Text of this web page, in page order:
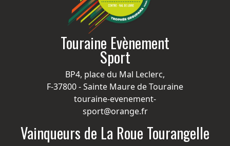
Touraine Evènement
Sport
BP4, place du Mal Leclerc,
F-37800 - Sainte Maure de Touraine
touraine-evenement-
sport@orange.fr
Vainqueurs de La Roue Tourangelle